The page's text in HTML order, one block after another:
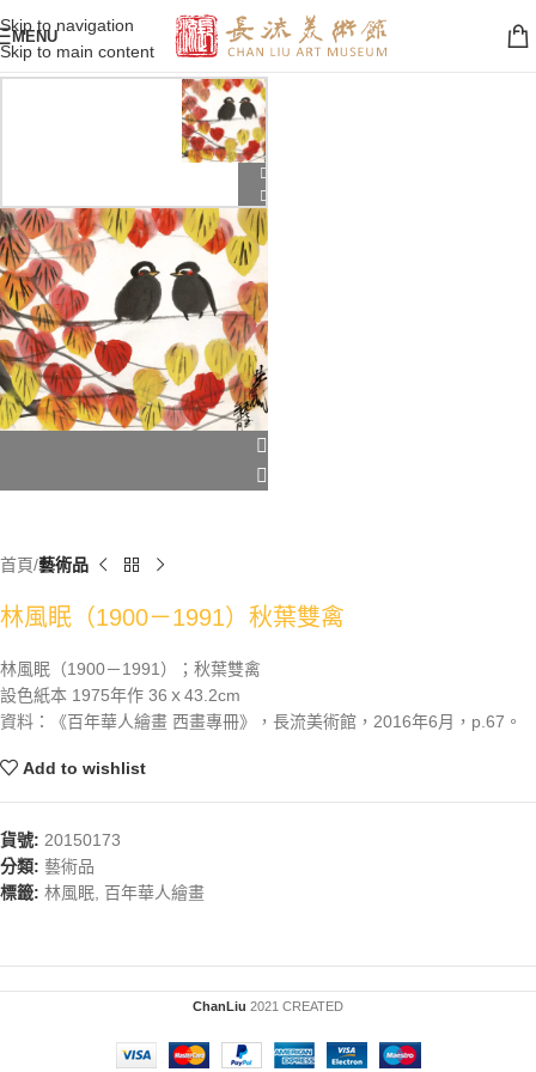
Skip to navigation
Skip to main content
MENU
首頁 藝術品
林風眠（1900－1991）秋葉雙禽
林風眠（1900－1991）；秋葉雙禽
設色紙本 1975年作 36ｘ43.2cm
資料：《百年華人繪畫 西畫專冊》，長流美術館，2016年6月，p.67。
Add to wishlist
貨號: 20150173
分類: 藝術品
標籤: 林風眠, 百年華人繪畫
ChanLiu 2021 CREATED